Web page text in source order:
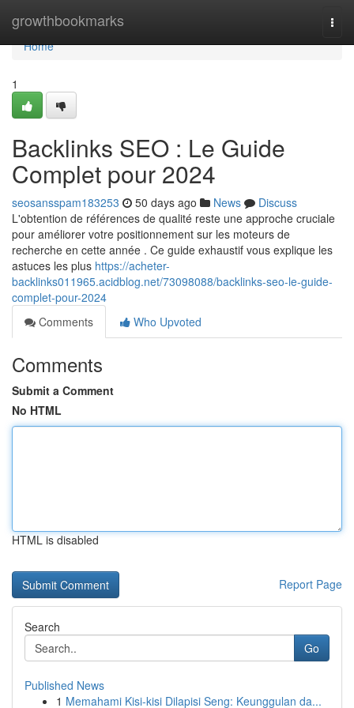
growthbookmarks
Home
Home
1
Backlinks SEO : Le Guide
Complet pour 2024
seosansspam183253 50 days ago News
Discuss
L'obtention de références de qualité reste une approche cruciale
pour améliorer votre positionnement sur les moteurs de
recherche en cette année . Ce guide exhaustif vous explique les
astuces les plus https://acheter-
backlinks011965.acidblog.net/73098088/backlinks-seo-le-guide-
complet-pour-2024
Comments
Who Upvoted
Comments
Submit a Comment
No HTML
HTML is disabled
Report Page
Search
Go
Published News
1 Memahami Kisi-kisi Dilapisi Seng: Keunggulan da...